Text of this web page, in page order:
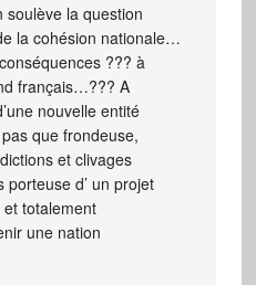
soulève la question
la cohésion nationale…
??? à
français…??? A
nouvelle entité
que frondeuse,
et clivages
d’ un projet
totalement
une nation